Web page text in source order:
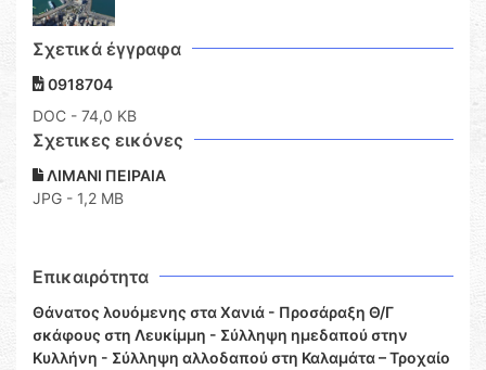
Σχετικά έγγραφα
0918704
DOC - 74,0 KB
Σχετικες εικόνες
ΛΙΜΑΝΙ ΠΕΙΡΑΙΑ
JPG - 1,2 MB
Επικαιρότητα
Θάνατος λουόμενης στα Χανιά - Προσάραξη Θ/Γ
σκάφους στη Λευκίμμη - Σύλληψη ημεδαπού στην
Κυλλήνη - Σύλληψη αλλοδαπού στη Καλαμάτα – Τροχαίο